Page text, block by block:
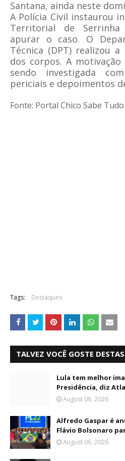
Santana, ainda neste
A Polícia Civil instaurou
Territorial de Serrinha
apurar o caso. O
Técnica (DPT) realizou
dos corpos. A
sendo investigada
periciais e depoimentos
Fonte: Portal Chico Sabe Tudo
Tags: Destaques
TALVEZ VOCÊ GOSTE
Lula tem melhor
Presidência, diz
August 06, 2026
Alfredo Gaspar é
Flávio Bolsonaro
August 06, 2026